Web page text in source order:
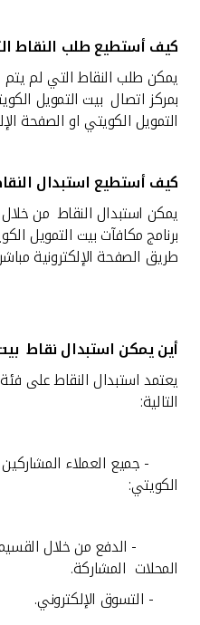
كيف أستطيع طلب النقاط
يمكن طلب النقاط التي لم
بمركز اتصال بيت التمويل
التمويل الكويتي او الصفحة
كيف أستطيع استبدال
يمكن استبدال النقاط من خلال
برنامج مكافآتبيت التمويل
طريق الصفحة الإلكترونية
أين يمكن استبدال نقاط
يعتمد استبدال النقاط على
التالية:
- جميع العملاء المشاركين
الكويتي:
- الدفع من خلال القسيمة
المحلات المشاركة.
- التسوق الإلكتروني.